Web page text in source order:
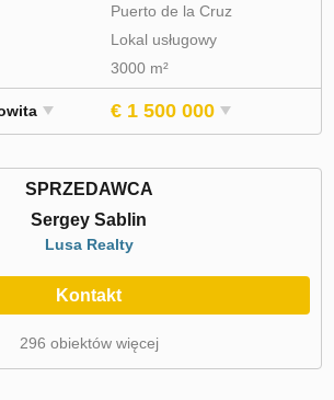
Puerto de la Cruz
Lokal usługowy
3000 m²
€ 1 500 000
SPRZEDAWCA
Sergey Sablin
Lusa Realty
Kontakt
296 obiektów więcej